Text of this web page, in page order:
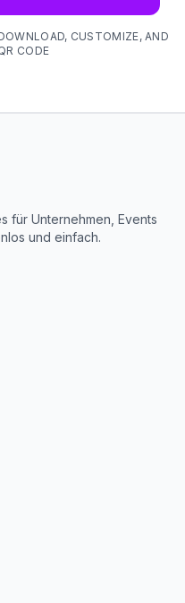
CUSTOMIZE, AND
CODE
für Unternehmen, Events
und einfach.